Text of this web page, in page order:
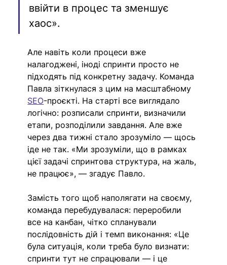
ввійти в процес та зменшує
хаос».
Але навіть коли процеси вже
налагоджені, іноді спринти просто не
підходять під конкретну задачу. Команда
Павла зіткнулася з цим на масштабному
SEO-проєкті. На старті все виглядало
логічно: розписали спринти, визначили
етапи, розподілили завдання. Але вже
через два тижні стало зрозуміло — щось
іде не так. «Ми зрозуміли, що в рамках
цієї задачі спринтова структура, на жаль,
не працює», — згадує Павло.
Замість того щоб наполягати на своєму,
команда перебудувалася: переробили
все на канбан, чітко спланували
послідовність дій і темп виконання: «Це
була ситуація, коли треба було визнати:
спринти тут не спрацювали — і це